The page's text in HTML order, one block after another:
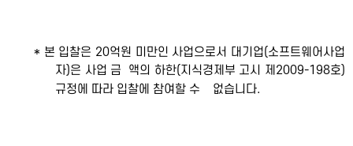
* 본 입찰은 20억원 미만인 사업으로서 대기업(소프트웨어사업
자)은 사업 금 액의 하한(지식경제부 고시 제2009-198호)
규정에 따라 입찰에 참여할 수 없습니다.